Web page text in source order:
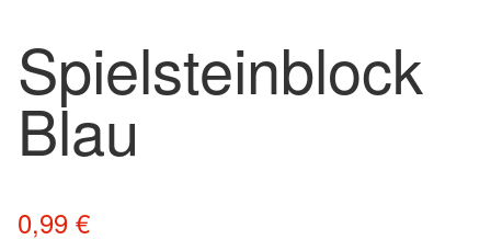
Spielsteinblock
Blau
0,99 €